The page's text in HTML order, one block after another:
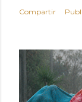
Compartir